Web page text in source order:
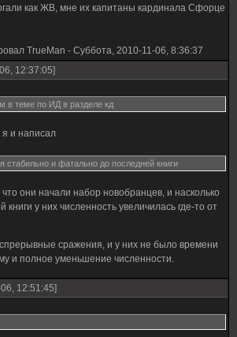
как ЖВ, мне их капитаны кардинала Сфорце
TrueMan - Суббота, 2010-11-06, 8:36:37
12:37:05]
в теме по ИД в разделе кд
я и написал
стабильно и фатально до последней книги
они начали набор новобранцев, и насколько
книги у них численность увеличилась где-то от
сражения, и у них не было времени
и полное уменьшение численности.
12:51:45]